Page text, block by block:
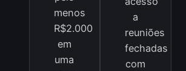
menos
R$2.000
em
uma
a
reuniões
fechadas
com